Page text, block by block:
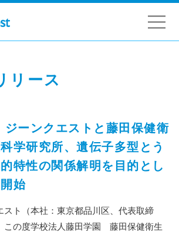
リース
ーンクエストと藤田保健衛
学研究所、遺伝子多型とう
特性の関係解明を目的とし
始
スト（本社：東京都品川区、代表取締
この度学校法人藤田学園 藤田保健衛生